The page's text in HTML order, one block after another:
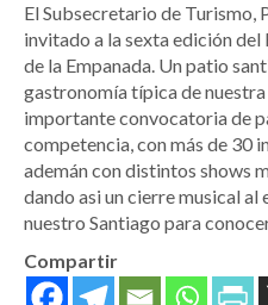
El Subsecretario de Turismo,
invitado a la sexta edición del
de la Empanada. Un patio
gastronomía típica de
importante convocatoria de
competencia, con más de 30
ademán con distintos shows
dando asi un cierre musical
nuestro Santiago para
Compartir